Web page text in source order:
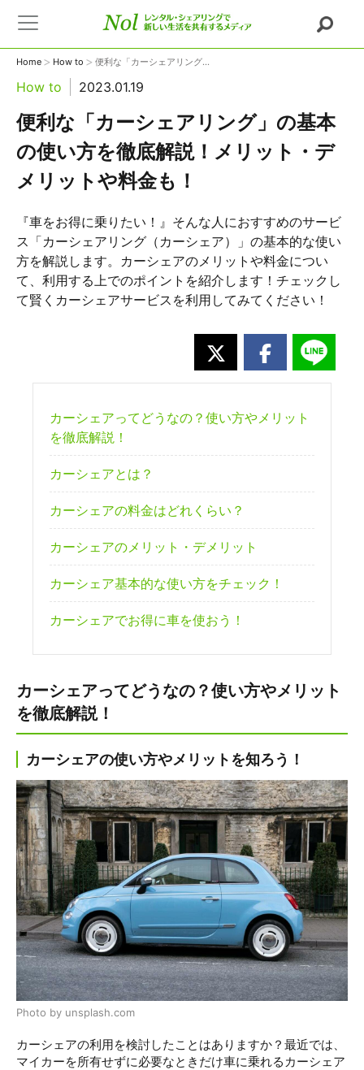
Home > How to > 便利な「カーシェアリング...
How to 2023.01.19
便利な「カーシェアリング」の基本
の使い方を徹底解説！メリット・デ
メリットや料金も！
『車をお得に乗りたい！』そんな人におすすめのサービ
ス「カーシェアリング（カーシェア）」の基本的な使い
方を解説します。カーシェアのメリットや料金につい
て、利用する上でのポイントを紹介します！チェックし
て賢くカーシェアサービスを利用してみてください！
カーシェアってどうなの？使い方やメリット
を徹底解説！
カーシェアとは？
カーシェアの料金はどれくらい？
カーシェアのメリット・デメリット
カーシェア基本的な使い方をチェック！
カーシェアでお得に車を使おう！
カーシェアってどうなの？使い方やメリット
を徹底解説！
カーシェアの使い方やメリットを知ろう！
Photo by unsplash.com
カーシェアの利用を検討したことはありますか？最近では、
マイカーを所有せずに必要なときだけ車に乗れるカーシェア